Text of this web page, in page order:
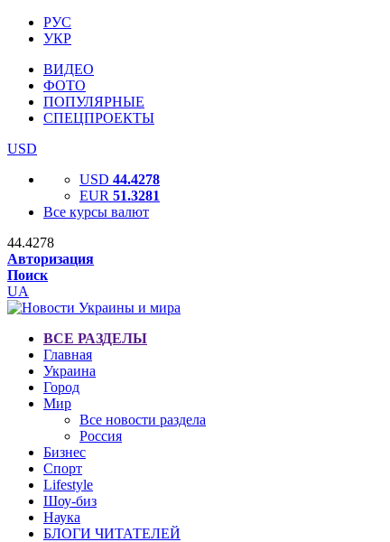
РУС
УКР
ВИДЕО
ФОТО
ПОПУЛЯРНЫЕ
СПЕЦПРОЕКТЫ
USD
USD 44.4278
EUR 51.3281
Все курсы валют
44.4278
Авторизация
Поиск
UA
ВСЕ РАЗДЕЛЫ
Главная
Украина
Город
Мир
Все новости раздела
Россия
Бизнес
Спорт
Lifestyle
Шоу-биз
Наука
БЛОГИ ЧИТАТЕЛЕЙ